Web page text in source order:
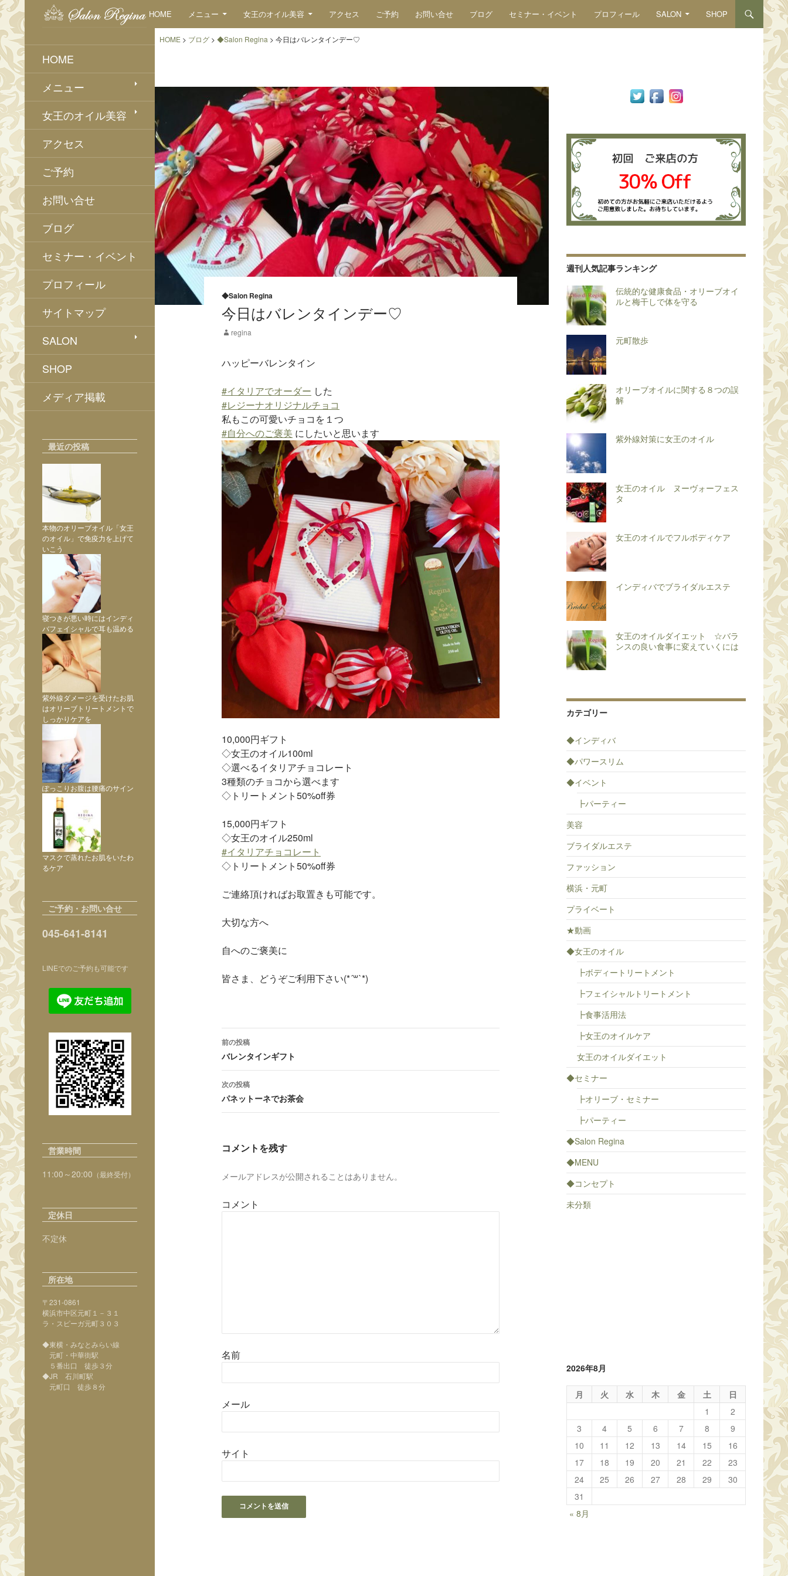
HOME メニュー 女王のオイル美容 アクセス ご予約 お問い合せ ブログ セミナー・イベント プロフィール SALON SHOP
HOME > ブログ > ◆Salon Regina > 今日はバレンタインデー♡
◆Salon Regina
今日はバレンタインデー♡
regina
ハッピーバレンタイン
#イタリアでオーダー した
#レジーナオリジナルチョコ
私もこの可愛いチョコを１つ
#自分へのご褒美 にしたいと思います
10,000円ギフト
◇女王のオイル100ml
◇選べるイタリアチョコレート
3種類のチョコから選べます
◇トリートメント50%off券
15,000円ギフト
◇女王のオイル250ml
#イタリアチョコレート
◇トリートメント50%off券
ご連絡頂ければお取置きも可能です。
大切な方へ
自へのご褒美に
皆さま、どうぞご利用下さい(*´꒳`*)
投
稿
ナ
ビ
ゲ
ー
ョ
ン
前の投稿
バレンタインギフト
次の投稿
パネットーネでお茶会
コメントを残す
メールアドレスが公開されることはありません。
コメント
名前
メール
サイト
週刊人気記事ランキング
伝統的な健康食品・オリーブオイ
ルと梅干しで体を守る
元町散歩
オリーブオイルに関する８つの誤
解
紫外線対策に女王のオイル
女王のオイル ヌーヴォーフェス
タ
女王のオイルでフルボディケア
インディバでブライダルエステ
女王のオイルダイエット ☆バラ
ンスの良い食事に変えていくには
カテゴリー
◆インディバ
◆パワースリム
◆イベント
┣パーティー
美容
ブライダルエステ
ファッション
横浜・元町
プライベート
★動画
◆女王のオイル
┣ボディートリートメント
┣フェイシャルトリートメント
┣食事活用法
┣女王のオイルケア
女王のオイルダイエット
◆セミナー
┣オリーブ・セミナー
┣パーティー
◆Salon Regina
◆MENU
◆コンセプト
未分類
2026年8月
月 火 水 木 金 土
日
1
2
3
4 5 6 7 8
9
10
11 12 13 14 15
16
17
18 19 20 21 22
23
24
25 26 27 28 29
30
31
« 8月
HOME
メニュー
女王のオイル美容
アクセス
ご予約
お問い合せ
ブログ
セミナー・イベント
プロフィール
サイトマップ
SALON
SHOP
メディア掲載
最近の投稿
本物のオリーブオイル「女王
のオイル」で免疫力を上げて
いこう
寝つきが悪い時にはインディ
バフェイシャルで耳も温める
紫外線ダメージを受けたお肌
はオリーブトリートメントで
しっかりケアを
ぽっこりお腹は腰痛のサイン
マスクで蒸れたお肌をいたわ
るケア
ご予約・お問い合せ
045-641-8141
LINEでのご予約も可能です
営業時間
11:00～20:00 （最終受付）
定休日
不定休
所在地
〒231-0861
横浜市中区元町１－３１
ラ・スピーガ元町３０３
◆東横・みなとみらい線
元町・中華街駅
５番出口 徒歩３分
◆JR 石川町駅
元町口 徒歩８分